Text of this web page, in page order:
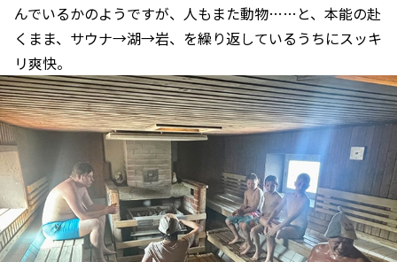
んでいるかのようですが、人もまた動物……と、本能の赴
くまま、サウナ→湖→岩、を繰り返しているうちにスッキ
リ爽快。